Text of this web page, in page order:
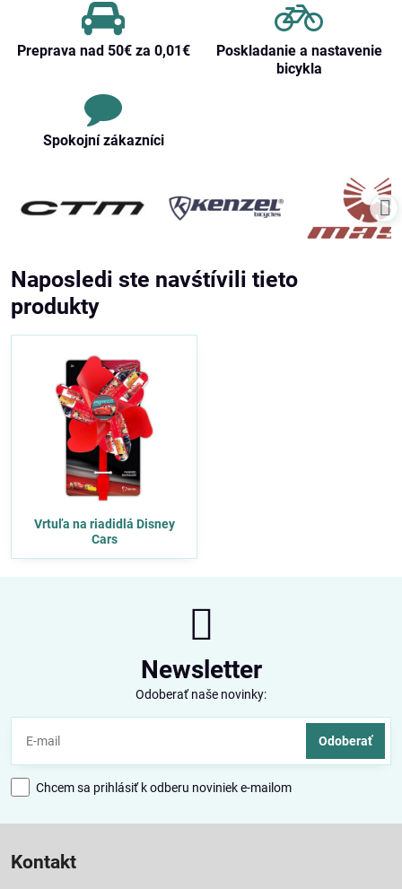
Preprava nad 50€ za 0,01€
Poskladanie a nastavenie
bicykla
Spokojní zákazníci
Naposledi ste navśtívili tieto
produkty
Vrtuľa na riadidlá Disney
Cars
Newsletter
Odoberať naše novinky:
Odoberať
Chcem sa prihlásiť k odberu noviniek e-mailom
Kontakt